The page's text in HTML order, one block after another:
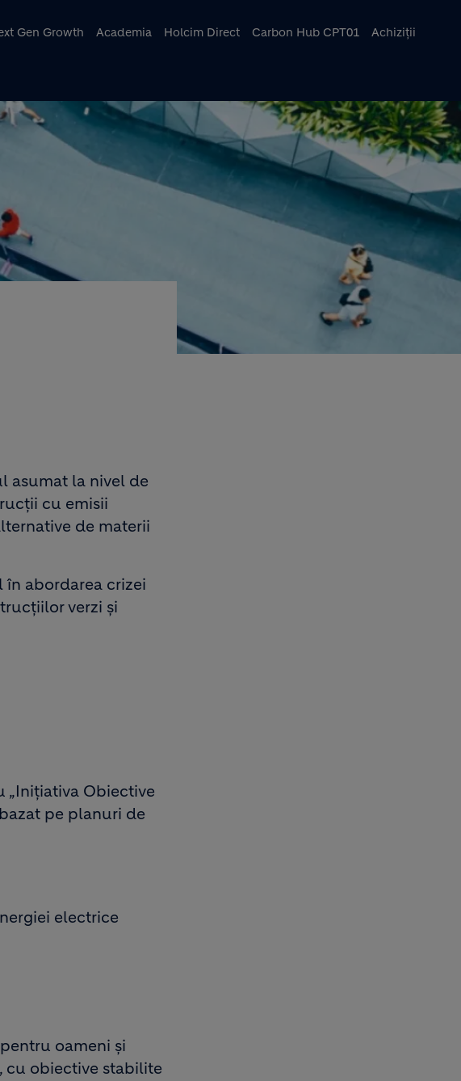
principal
Gen Growth Academia Holcim Direct Carbon Hub CPT01 Achiziții
asumat la nivel de
cu emisii
de materii
abordarea crizei
verzi și
„Inițiativa Obiective
pe planuri de
electrice
oameni și
cu obiective stabilite